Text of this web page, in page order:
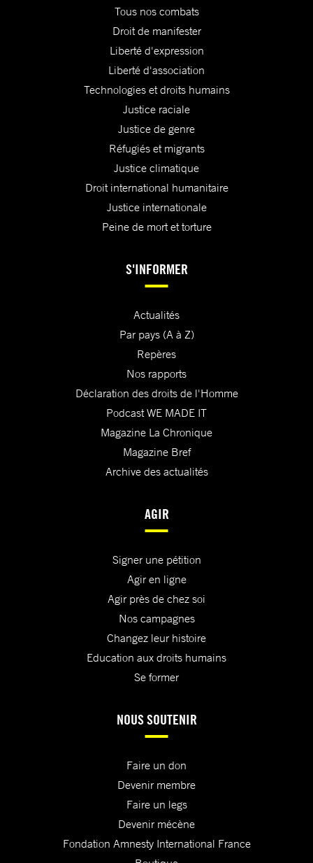
Tous nos combats
Droit de manifester
Liberté d'expression
Liberté d'association
Technologies et droits humains
Justice raciale
Justice de genre
Réfugiés et migrants
Justice climatique
Droit international humanitaire
Justice internationale
Peine de mort et torture
S'INFORMER
Actualités
Par pays (A à Z)
Repères
Nos rapports
Déclaration des droits de l'Homme
Podcast WE MADE IT
Magazine La Chronique
Magazine Bref
Archive des actualités
AGIR
Signer une pétition
Agir en ligne
Agir près de chez soi
Nos campagnes
Changez leur histoire
Education aux droits humains
Se former
NOUS SOUTENIR
Faire un don
Devenir membre
Faire un legs
Devenir mécène
Fondation Amnesty International France